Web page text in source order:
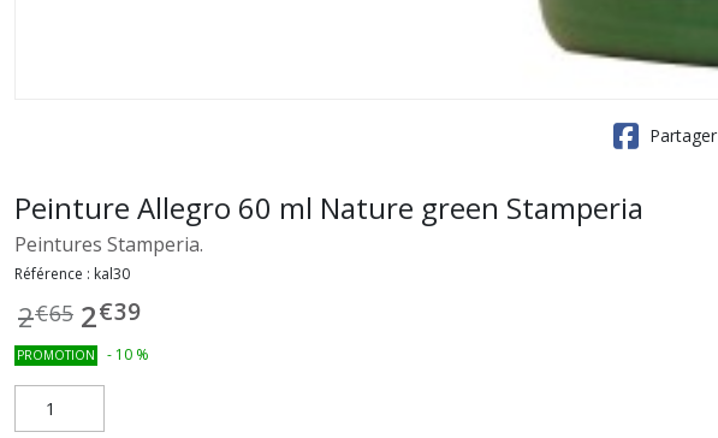
Partager
Peinture Allegro 60 ml Nature green Stamperia
Peintures Stamperia.
Référence : kal30
2€65 2€39
PROMOTION - 10 %